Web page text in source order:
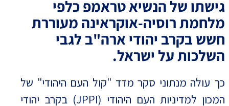
גישתו של הנשיא טראמפ כלפי
מלחמת רוסיה-אוקראינה מעוררת
חשש בקרב יהודי ארה"ב לגבי
השלכות על ישראל.
כך עולה מנתוני סקר מדד "קול העם היהודי" של
המכון למדיניות העם היהודי (JPPI) בקרב יהודי